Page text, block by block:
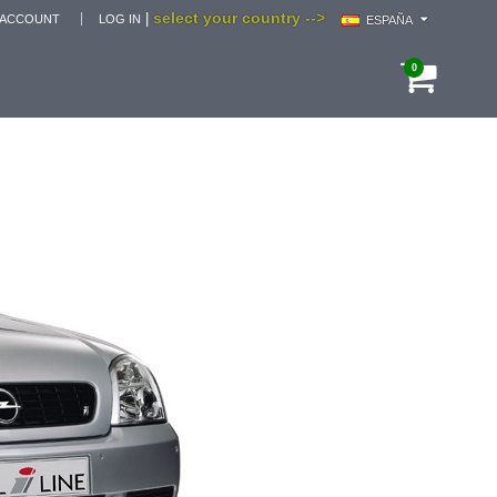
select your country --> ESPAÑA
LOG IN
0